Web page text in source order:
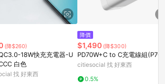
(降$260)
18W快充充電器-U
白色
找 好東西
降價
$1,490 (降$300)
PD70W+C to C充電線組(P70D)
citiesocial 找 好東西
0.5%